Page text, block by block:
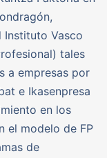
Instituto Vasco
tales
a empresas por
e Ikasenpresa
en los
el modelo de FP
de